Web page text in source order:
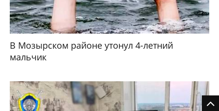
В Мозырском районе утонул 4-летний
мальчик